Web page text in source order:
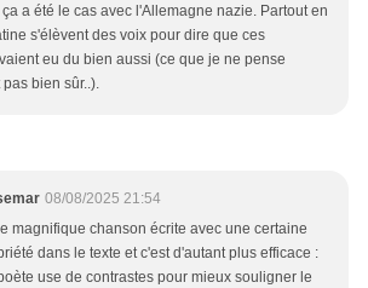
a été le cas avec l'Allemagne nazie. Partout en
s'élèvent des voix pour dire que ces
eu du bien aussi (ce que je ne pense
bien sûr..).
08/08/2025 21:54
magnifique chanson écrite avec une certaine
dans le texte et c'est d'autant plus efficace :
use de contrastes pour mieux souligner le